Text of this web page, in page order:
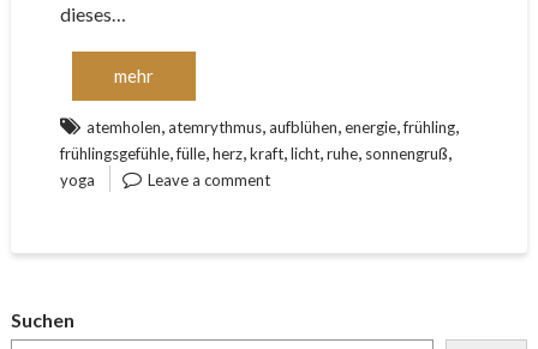
dieses…
mehr
atemholen,atemrythmus,aufblühen,energie,frühling,
frühlingsgefühle,fülle,herz,kraft,licht,ruhe, sonnengruß,
yoga Leave a comment
Suchen